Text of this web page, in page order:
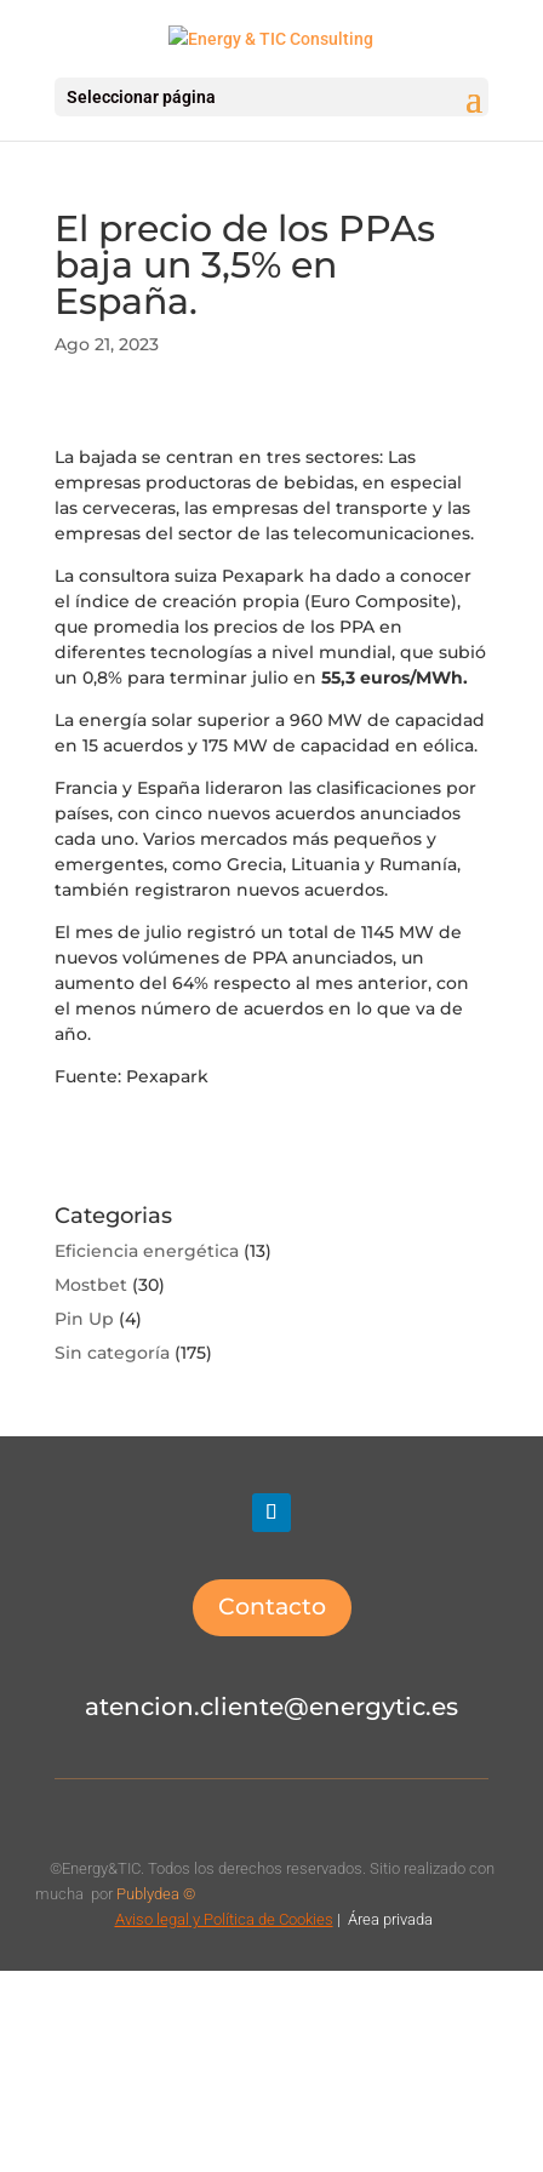
Seleccionar página
El precio de los PPAs
baja un 3,5% en
España.
Ago 21, 2023
La bajada se centran en tres sectores: Las
empresas productoras de bebidas, en especial
las cerveceras, las empresas del transporte y las
empresas del sector de las telecomunicaciones.
La consultora suiza Pexapark ha dado a conocer
el índice de creación propia (Euro Composite),
que promedia los precios de los PPA en
diferentes tecnologías a nivel mundial, que subió
un 0,8% para terminar julio en 55,3 euros/MWh.
La energía solar superior a 960 MW de capacidad
en 15 acuerdos y 175 MW de capacidad en eólica.
Francia y España lideraron las clasificaciones por
países, con cinco nuevos acuerdos anunciados
cada uno. Varios mercados más pequeños y
emergentes, como Grecia, Lituania y Rumanía,
también registraron nuevos acuerdos.
El mes de julio registró un total de 1145 MW de
nuevos volúmenes de PPA anunciados, un
aumento del 64% respecto al mes anterior, con
el menos número de acuerdos en lo que va de
año.
Fuente: Pexapark
Categorias
Eficiencia energética(13)
Mostbet(30)
Pin Up (4)
Sin categoría(175)
Contacto
atencion.cliente@energytic.es
©Energy&TIC. Todos los derechos reservados. Sitio realizado con
mucha por Publydea ©
Aviso legal y Política de Cookies | Área privada